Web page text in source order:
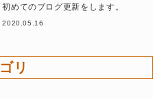
初めてのブログ更新をします。
2020.05.16
リ